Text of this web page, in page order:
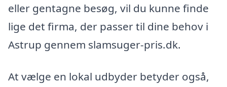
eller gentagne besøg, vil du kunne finde
lige det firma, der passer til dine behov i
Astrup gennem slamsuger-pris.dk.
At vælge en lokal udbyder betyder også,